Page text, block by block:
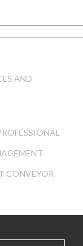
AND
CONVEYOR